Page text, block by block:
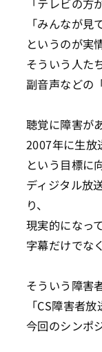
「テレビの方
「みんなが見
というのが実
そういう人た
副音声などの
聴覚に障害が
2007年に生放
という目標に
ディジタル放
り、
現実的になっ
字幕だけでな
そういう障害
「CS障害者
今回のシンポ